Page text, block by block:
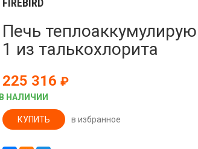
FIREBIRD
Печь
1 из талькохлорита
225 316₽
В НАЛИЧИИ
КУПИТЬ в избранное